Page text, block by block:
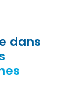
dans